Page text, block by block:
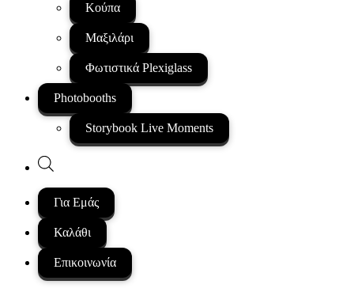
Κούπα
Μαξιλάρι
Φωτιστικά Plexiglass
Photobooths
Storybook Live Moments
search
Για Εμάς
Καλάθι
Επικοινωνία